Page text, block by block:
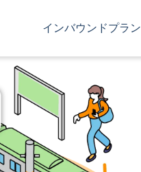
インバウンドプラン